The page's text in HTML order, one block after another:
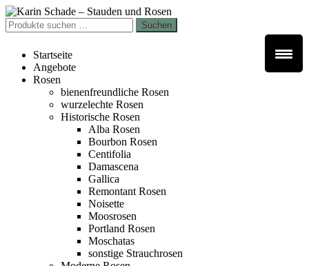
Zur
Navigation
springen
Zum
Inhalt
springen
Suchen
nach:
Suchen
Startseite
Angebote
Rosen
bienenfreundliche Rosen
wurzelechte Rosen
Historische Rosen
Alba Rosen
Bourbon Rosen
Centifolia
Damascena
Gallica
Remontant Rosen
Noisette
Moosrosen
Portland Rosen
Moschatas
sonstige Strauchrosen